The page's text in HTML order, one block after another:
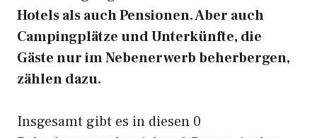
Hotels als auch Pensionen. Aber auch
Campingplätze und Unterkünfte, die
Gäste nur im Nebenerwerb beherbergen,
zählen dazu.
Insgesamt gibt es in diesen 0